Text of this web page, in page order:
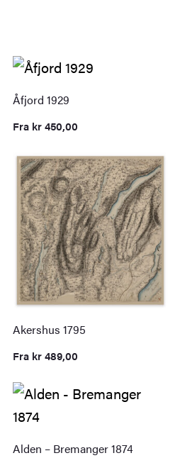
Åfjord 1929
Fra kr450,00
Akershus 1795
Fra kr489,00
Alden – Bremanger 1874